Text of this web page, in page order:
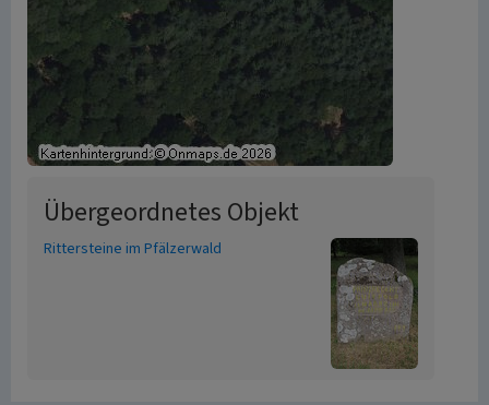
Übergeordnetes Objekt
Rittersteine im Pfälzerwald